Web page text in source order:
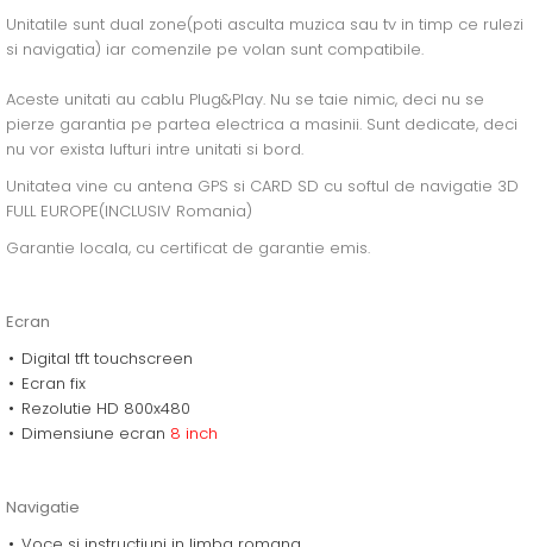
Unitatile sunt dual zone(poti asculta muzica sau tv in timp ce rulezi
si navigatia) iar comenzile pe volan sunt compatibile.
Aceste unitati au cablu Plug&Play. Nu se taie nimic, deci nu se
pierze garantia pe partea electrica a masinii. Sunt dedicate, deci
nu vor exista lufturi intre unitati si bord.
Unitatea vine cu antena GPS si CARD SD cu softul de navigatie 3D
FULL EUROPE(INCLUSIV Romania)
Garantie locala, cu certificat de garantie emis.
Ecran
Digital tft touchscreen
Ecran fix
Rezolutie HD 800x480
Dimensiune ecran 8 inch
Navigatie